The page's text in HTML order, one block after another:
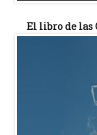
El libro de las